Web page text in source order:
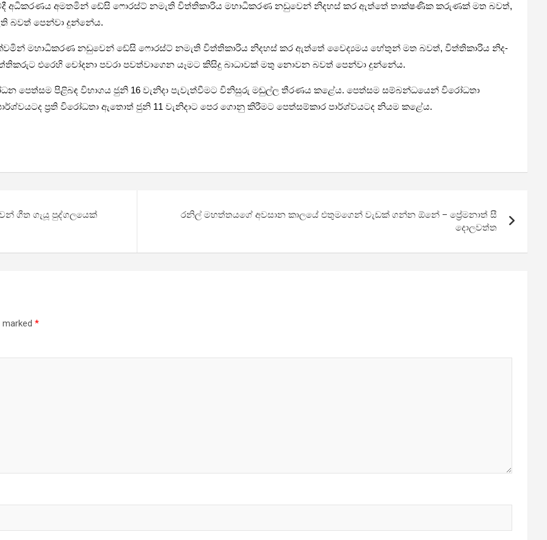
අධි­ක­ර­ණය අම­ත­මින් ඩේසි ෆොරස්ට් නමැති විත්ති­කා­රිය මහා­ධි­ක­රණ නඩු­වෙන් නිද­හස් කර ඇත්තේ තාක්ෂ­ණික කරු­ණක් මත බවත්,
බවත් පෙන්වා දුන්නේය.
මහා­ධි­ක­රණ නඩු­වෙන් ඩේසි ෆොරස්ට් නමැති විත්ති­කා­රිය නිද­හස් කර ඇත්තේ වෛද්‍ය­මය හේතුන් මත බවත්, විත්ති­කා­රිය නිද­
එරෙහි චෝදනා පවරා පව­ත්වා­ගෙන යෑමට කිසිදු බාධා­වක් මතු නොවන බවත් පෙන්වා දුන්නේය.
පෙත්සම පිළි­බඳ විභා­ගය ජුනි 16 වැනිදා පැවැ­ත්වී­මට විනි­සුරු මඬුල්ල තීර­ණය කළේය. පෙත්සම සම්බ­න්ධ­යෙන් විරෝ­ධතා
ප්‍රති විරෝ­ධතා ඇතොත් ජුනි 11 වැනි­දාට පෙර ගොනු කිරී­මට පෙත්ස­ම්කාර පාර්ශ්ව­ය­ටද නියම කළේය.
ගීත ගැයූ පුද්ගලයෙක්
රනිල් මහත්තයගේ අවසාන කාලයේ එතුමගෙන් වැඩක් ගන්න ඕනේ – ප්‍රේමනාත් සී
දොලවත්ත
marked *